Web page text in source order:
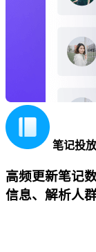
笔记投
高频更新笔记
信息、解析人